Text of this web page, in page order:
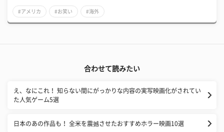
#アメリカ #お笑い #海外
合わせて読みたい
え、なにこれ！ 知らない間にがっかりな内容の実写映画化がされてい
た人気ゲーム5選
日本のあの作品も！ 全米を震撼させたおすすめホラー映画10選